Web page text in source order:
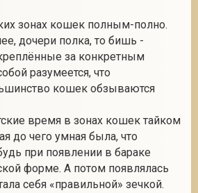
зонах кошек полным-полно.
дочери полка, то бишь -
за конкретным
разумеется, что
кошек обзываются
время в зонах кошек тайком
до чего умная была, что
при появлении в бараке
форме. А потом появлялась
себя «правильной» зечкой.